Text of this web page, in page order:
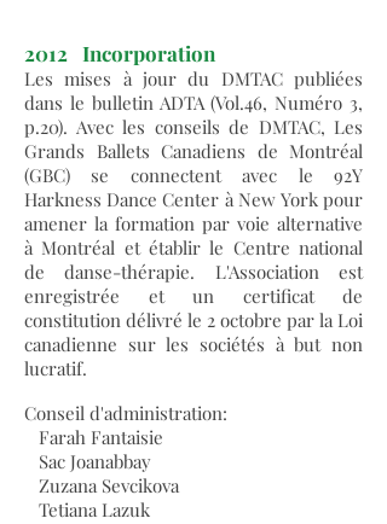
2012 Incorporation
Les mises à jour du DMTAC publiées
dans le bulletin ADTA (Vol.46, Numéro 3,
p.20). Avec les conseils de DMTAC, Les
Grands Ballets Canadiens de Montréal
(GBC) se connectent avec le 92Y
Harkness Dance Center à New York pour
amener la formation par voie alternative
à Montréal et établir le Centre national
de danse-thérapie. L'Association est
enregistrée et un certificat de
constitution délivré le 2 octobre par la Loi
canadienne sur les sociétés à but non
lucratif.
Conseil d'administration:
Farah Fantaisie
Sac Joanabbay
Zuzana Sevcikova
Tetiana Lazuk